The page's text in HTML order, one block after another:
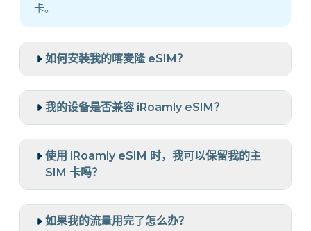
卡。
如何安装我的喀麦隆 eSIM？
我的设备是否兼容 iRoamly eSIM？
使用 iRoamly eSIM 时，我可以保留我的主
SIM 卡吗？
如果我的流量用完了怎么办？